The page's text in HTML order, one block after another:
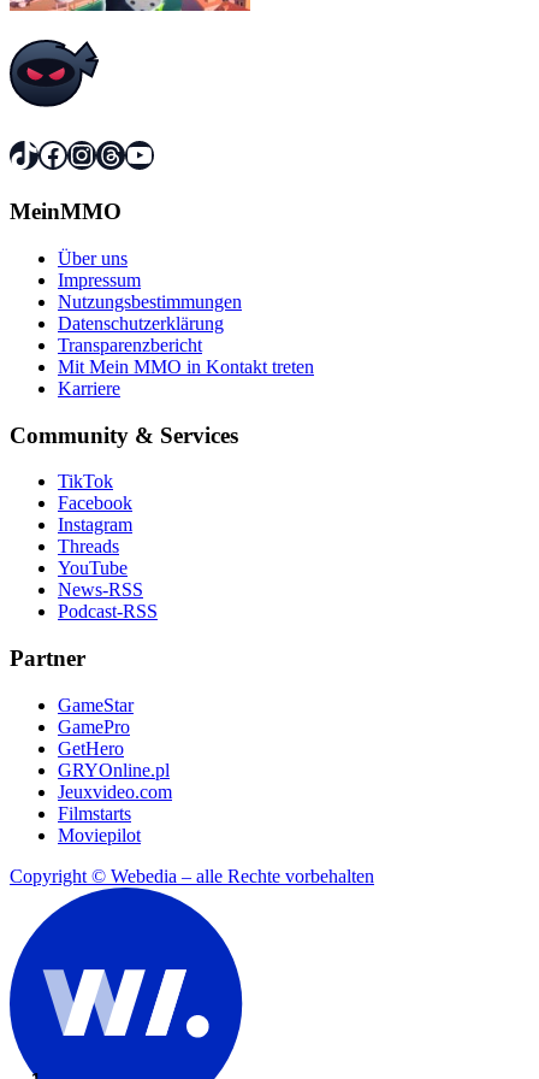
TikTok
Facebook
Instagram
Threads
YouTube
MeinMMO
Über uns
Impressum
Nutzungsbestimmungen
Datenschutzerklärung
Transparenzbericht
Mit Mein MMO in Kontakt treten
Karriere
Community & Services
TikTok
Facebook
Instagram
Threads
YouTube
News-RSS
Podcast-RSS
Partner
GameStar
GamePro
GetHero
GRYOnline.pl
Jeuxvideo.com
Filmstarts
Moviepilot
Copyright © Webedia – alle Rechte vorbehalten